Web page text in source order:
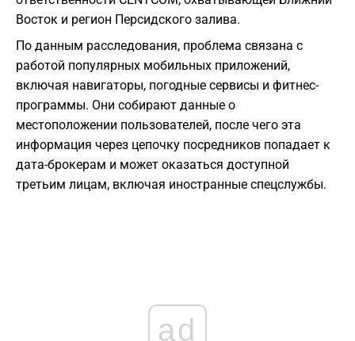
Восток и регион Персидского залива.
По данным расследования, проблема связана с
работой популярных мобильных приложений,
включая навигаторы, погодные сервисы и фитнес-
программы. Они собирают данные о
местоположении пользователей, после чего эта
информация через цепочку посредников попадает к
дата-брокерам и может оказаться доступной
третьим лицам, включая иностранные спецслужбы.
ad